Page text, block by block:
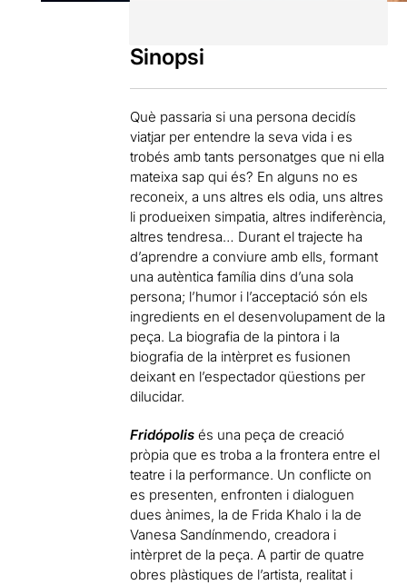
Sinopsi
Què passaria si una persona decidís
viatjar per entendre la seva vida i es
trobés amb tants personatges que ni ella
mateixa sap qui és? En alguns no es
reconeix, a uns altres els odia, uns altres
li produeixen simpatia, altres indiferència,
altres tendresa… Durant el trajecte ha
d’aprendre a conviure amb ells, formant
una autèntica família dins d’una sola
persona; l’humor i l’acceptació són els
ingredients en el desenvolupament de la
peça. La biografia de la pintora i la
biografia de la intèrpret es fusionen
deixant en l’espectador qüestions per
dilucidar.
Fridópolisés una peça de creació
pròpia que es troba a la frontera entre el
teatre i la performance. Un conflicte on
es presenten, enfronten i dialoguen
dues ànimes, la de Frida Khalo i la de
Vanesa Sandínmendo, creadora i
intèrpret de la peça. A partir de quatre
obres plàstiques de l’artista, realitat i